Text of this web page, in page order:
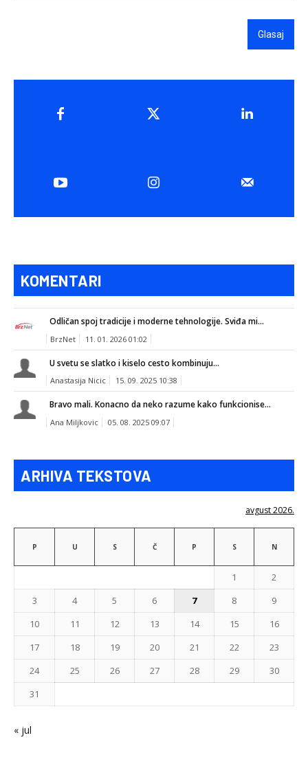
Glasaj
KOMENTARI
Odličan spoj tradicije i moderne tehnologije. Sviđa mi...
BrzNet 11. 01. 2026 01:02
U svetu se slatko i kiselo cesto kombinuju...
Anastasija Nicic 15. 09. 2025 10:38
Bravo mali. Konacno da neko razume kako funkcionise...
Ana Miljkovic 05. 08. 2025 09:07
ARHIVA TEKSTOVA
avgust 2026.
P U S Č P S N
1
2
3
4 5 6 7 8
9
10
11 12 13 14 15
16
17
18 19 20 21 22
23
24
25 26 27 28 29
30
31
« jul